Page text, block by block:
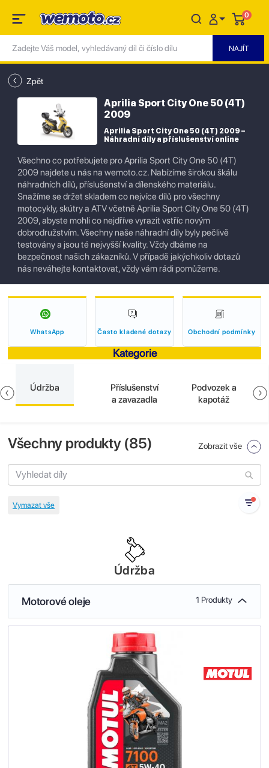
0
Zpět
Aprilia Sport City One 50 (4T)
2009
Aprilia Sport City One 50 (4T) 2009 –
Náhradní díly a příslušenství online
Všechno co potřebujete pro Aprilia Sport City One 50 (4T)
2009 najdete u nás na wemoto.cz. Nabízíme širokou škálu
náhradních dílů, příslušenství a dílenského materiálu.
Snažíme se držet skladem co nejvíce dílů pro všechny
motocykly, skútry a ATV včetně Aprilia Sport City One 50 (4T)
2009, abyste mohli co nejdříve vyrazit vstříc novým
dobrodružstvím. Všechny naše náhradní díly byly pečlivě
testovány a jsou té nejvyšší kvality. Vždy dbáme na
bezpečnost našich zákazníků. V případě jakýchkoliv dotazů
nás neváhejte kontaktovat, vždy vám rádi pomůžeme.
WhatsApp Často kladené dotazy Obchodní podmínky
Kategorie
Údržba
Příslušenství
a zavazadla
Podvozek a
kapotáž
Všechny produkty (85) Zobrazit vše
Údržba
Motorové oleje 1 Produkty